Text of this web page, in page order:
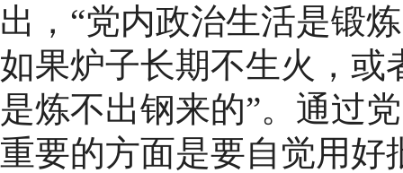
出，“党内政治生活是锻
如果炉子长期不生火，或
是炼不出钢来的”。通过
重要的方面是要自觉用好